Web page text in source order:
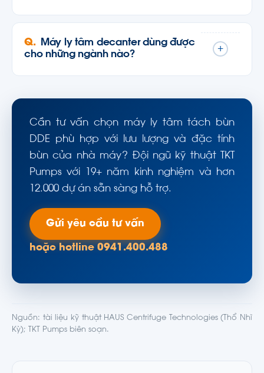
Máy ly tâm decanter dùng được
cho những ngành nào?
+
Cần tư vấn chọn máy ly tâm tách bùn
DDE phù hợp với lưu lượng và đặc tính
bùn của nhà máy? Đội ngũ kỹ thuật TKT
Pumps với 19+ năm kinh nghiệm và hơn
12.000 dự án sẵn sàng hỗ trợ.
Gửi yêu cầu tư vấn
hoặc hotline 0941.400.488
Nguồn: tài liệu kỹ thuật HAUS Centrifuge Technologies (Thổ Nhĩ
Kỳ); TKT Pumps biên soạn.